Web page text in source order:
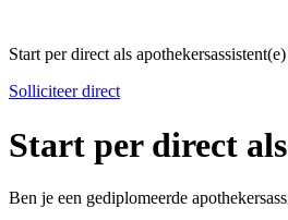
Start per direct als
Solliciteer direct
Start per direct
Ben je een gediplomeerde